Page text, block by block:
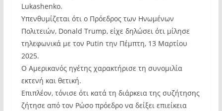
Lukashenko.
Υπενθυμίζεται ότι ο Πρόεδρος των Ηνωμένων
Πολιτειών, Donald Trump, είχε δηλώσει ότι μίλησε
τηλεφωνικά με τον Putin την Πέμπτη, 13 Μαρτίου
2025.
Ο Αμερικανός ηγέτης χαρακτήρισε τη συνομιλία
εκτενή και θετική.
Επιπλέον, τόνισε ότι κατά τη διάρκεια της συζήτησης
ζήτησε από τον Ρώσο πρόεδρο να δείξει επιείκεια